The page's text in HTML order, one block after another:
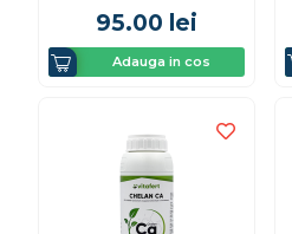
95.00 lei
Adauga in cos